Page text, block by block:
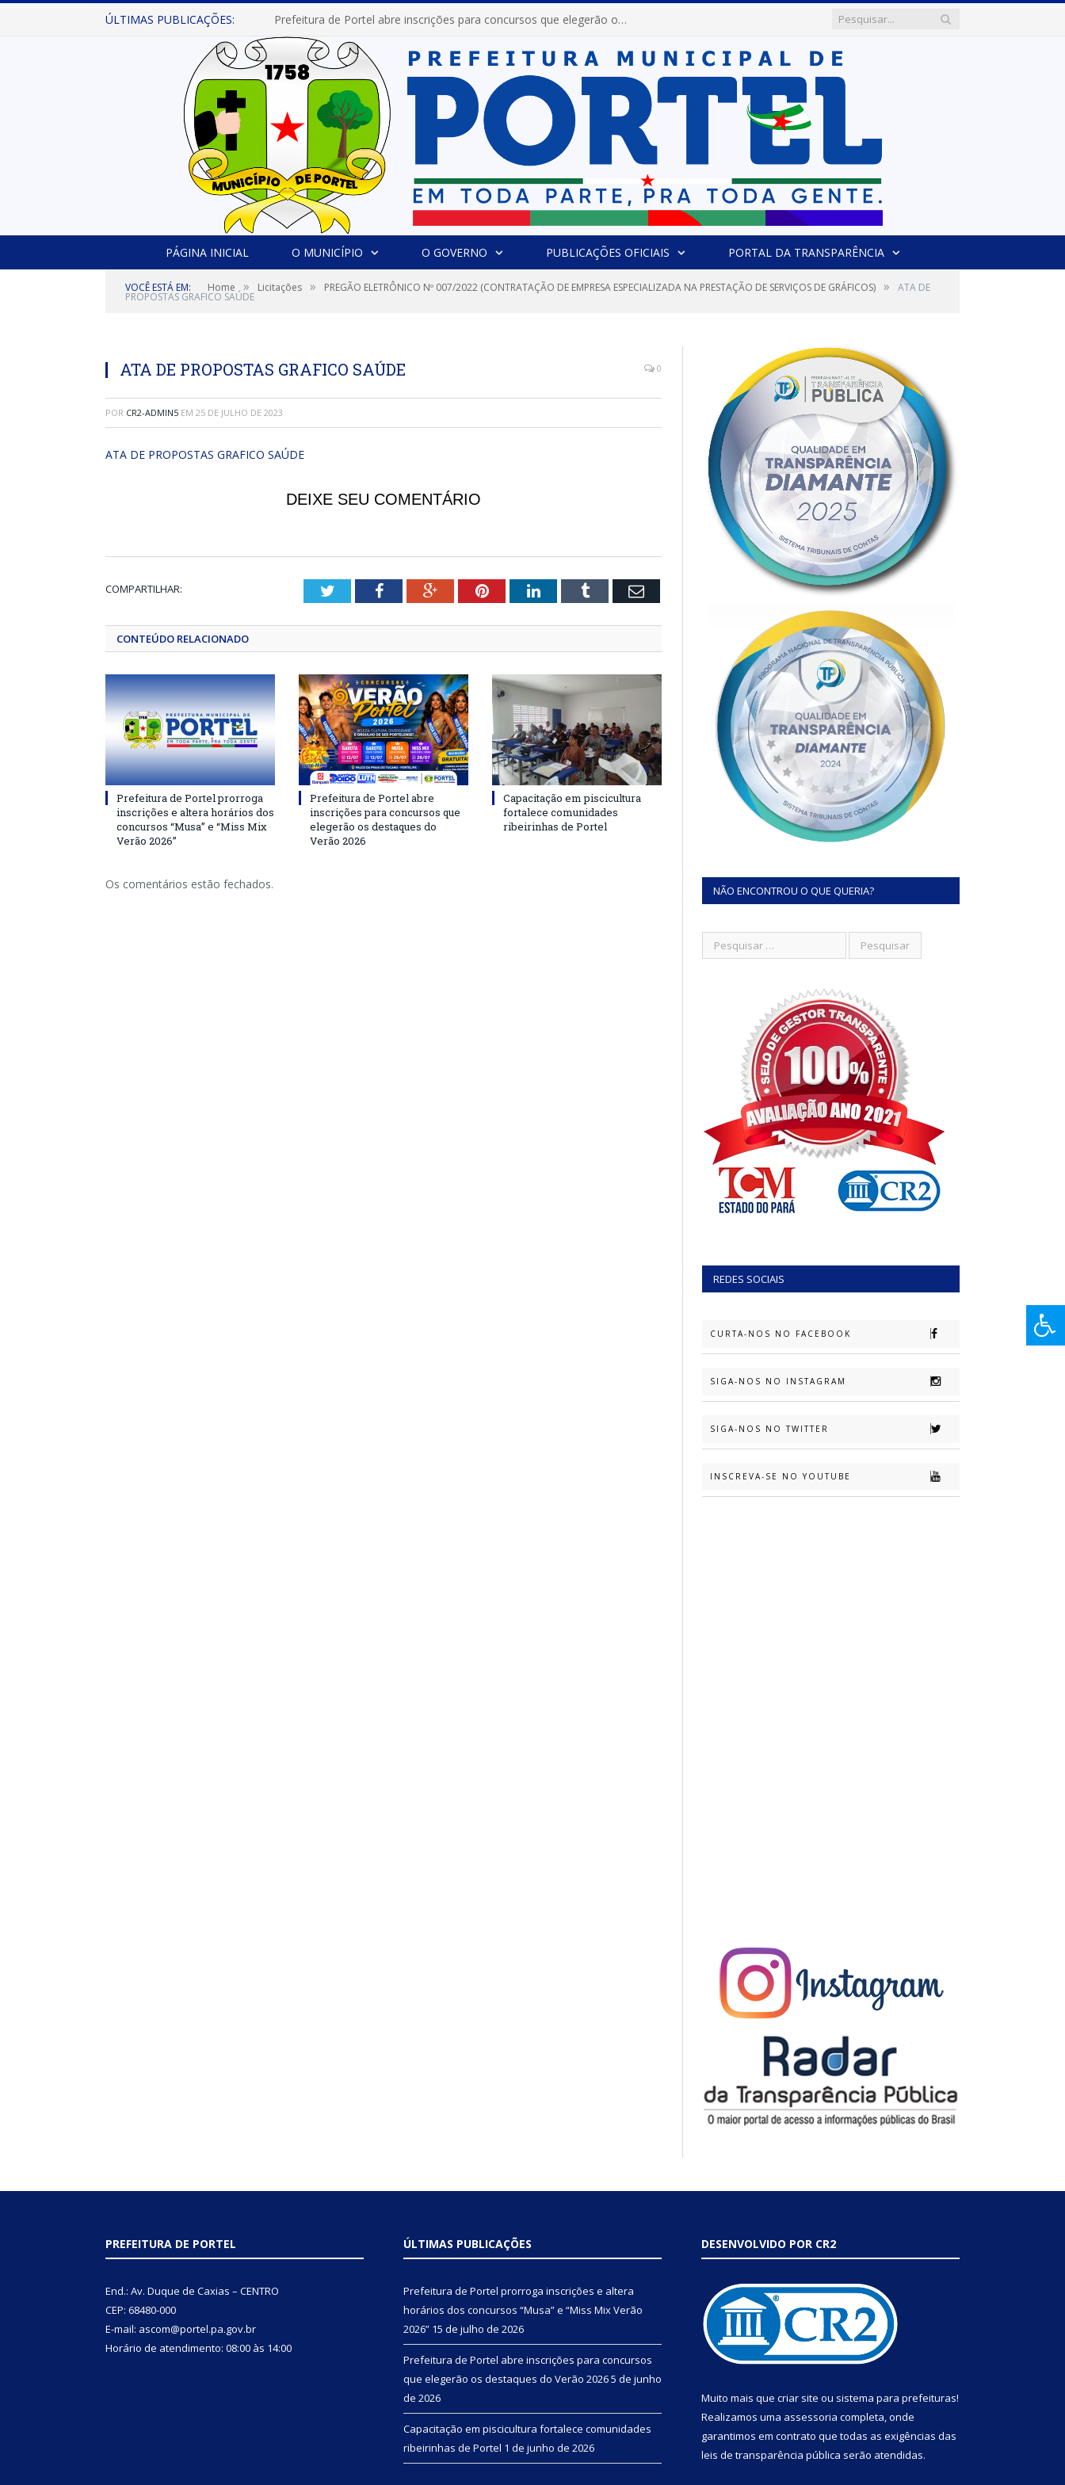
ÚLTIMAS PUBLICAÇÕES: Prefeitura de Portel abre inscrições para concursos que elegerão os destaques do Verão 2026
PÁGINA INICIAL O MUNICÍPIO O GOVERNO PUBLICAÇÕES OFICIAIS PORTAL DA TRANSPARÊNCIA
VOCÊ ESTÁ EM: Home » Licitações » PREGÃO ELETRÔNICO Nº 007/2022 (CONTRATAÇÃO DE EMPRESA ESPECIALIZADA NA PRESTAÇÃO DE SERVIÇOS DE GRÁFICOS) » ATA DE
PROPOSTAS GRAFICO SAÚDE
ATA DE PROPOSTAS GRAFICO SAÚDE 0
POR CR2-ADMIN5 EM 25 DE JULHO DE 2023
ATA DE PROPOSTAS GRAFICO SAÚDE
DEIXE SEU COMENTÁRIO
COMPARTILHAR: TwitterFacebookGoogle+PinterestLinkedInTumblr Email
CONTEÚDO RELACIONADO
Prefeitura de Portel prorroga
inscrições e altera horários dos
concursos “Musa” e “Miss Mix
Verão 2026”
Prefeitura de Portel abre
inscrições para concursos que
elegerão os destaques do
Verão 2026
Capacitação em piscicultura
fortalece comunidades
ribeirinhas de Portel
Os comentários estão fechados. NÃO ENCONTROU O QUE QUERIA?
REDES SOCIAIS
CURTA-NOS NO FACEBOOK
SIGA-NOS NO INSTAGRAM
SIGA-NOS NO TWITTER
INSCREVA-SE NO YOUTUBE
PREFEITURA DE PORTEL
End.: Av. Duque de Caxias – CENTRO
CEP: 68480-000
E-mail: ascom@portel.pa.gov.br
Horário de atendimento: 08:00 às 14:00
ÚLTIMAS PUBLICAÇÕES
Prefeitura de Portel prorroga inscrições e altera
horários dos concursos “Musa” e “Miss Mix Verão
2026” 15 de julho de 2026
Prefeitura de Portel abre inscrições para concursos
que elegerão os destaques do Verão 20265 de junho
de 2026
Capacitação em piscicultura fortalece comunidades
ribeirinhas de Portel 1 de junho de 2026
DESENVOLVIDO POR CR2
Muito mais que criar site ou sistema para prefeituras!
Realizamos uma assessoria completa, onde
garantimos em contrato que todas as exigências das
leis de transparência pública serão atendidas.